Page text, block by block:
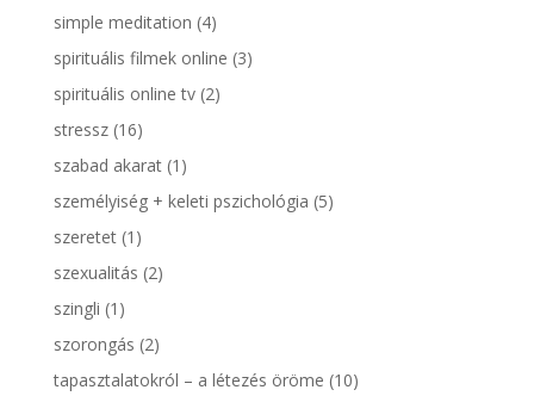
simple meditation (4)
spirituális filmek online (3)
spirituális online tv(2)
stressz(16)
szabad akarat(1)
személyiség + keleti pszichológia (5)
szeretet(1)
szexualitás (2)
szingli (1)
szorongás (2)
tapasztalatokról – a létezés öröme (10)